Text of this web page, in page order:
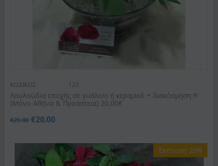
ΚΩΔΙΚΟΣ: 123
Λουλούδια εποχής σε γυάλινο ή κεραμικό + διακόσμηση !!!
(Μόνο Αθήνα & Προάστεια) 20,00€
€25.00 €20.00
Έκπτωση 20%